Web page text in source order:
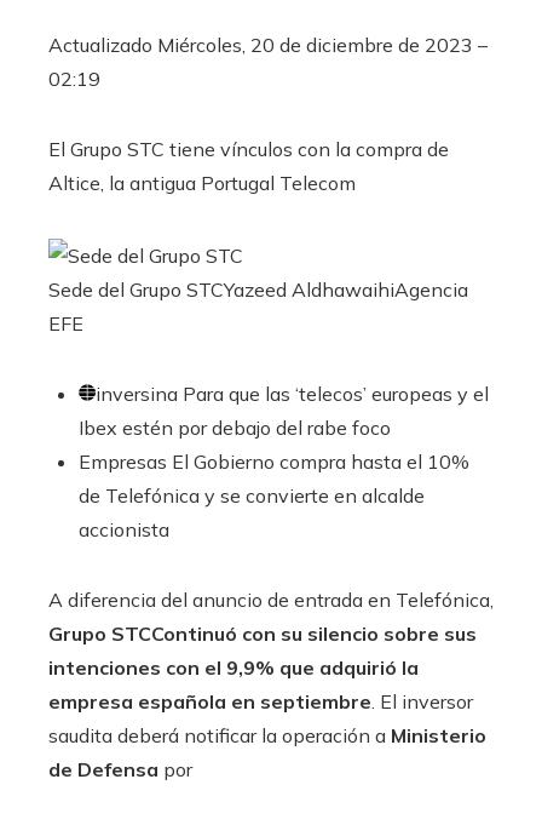
Actualizado Miércoles, 20 de diciembre de 2023 –
02:19
El Grupo STC tiene vínculos con la compra de
Altice, la antigua Portugal Telecom
Sede del Grupo STCYazeed AldhawaihiAgencia
EFE
inversina Para que las ‘telecos’ europeas y el
Ibex estén por debajo del rabe foco
Empresas El Gobierno compra hasta el 10%
de Telefónica y se convierte en alcalde
accionista
A diferencia del anuncio de entrada en Telefónica,
Grupo STCContinuó con su silencio sobre sus
intenciones con el 9,9% que adquirió la
empresa española en septiembre . El inversor
saudita deberá notificar la operación a Ministerio
de Defensa por